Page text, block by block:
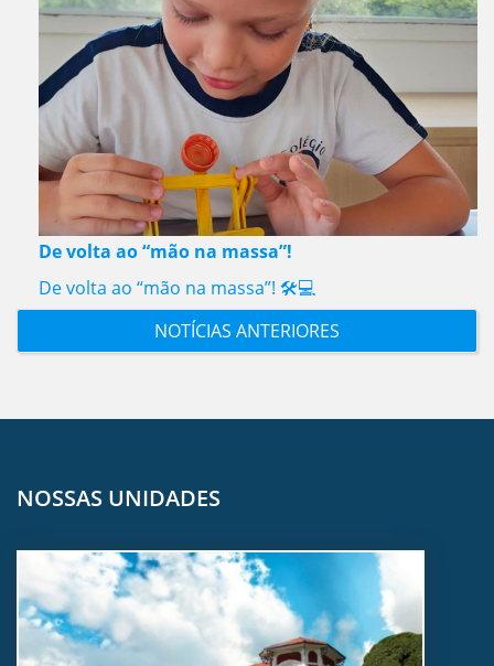
De volta ao “mão na massa”!
De volta ao “mão na massa”! 🛠️💻
NOTÍCIAS ANTERIORES
NOSSAS UNIDADES